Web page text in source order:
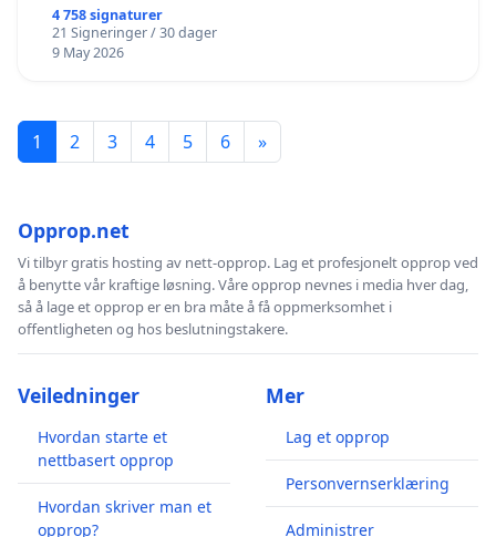
4 758 signaturer
21 Signeringer / 30 dager
9 May 2026
1 2 3 4 5 6 »
Opprop.net
Vi tilbyr gratis hosting av nett-opprop. Lag et profesjonelt opprop ved
å benytte vår kraftige løsning. Våre opprop nevnes i media hver dag,
så å lage et opprop er en bra måte å få oppmerksomhet i
offentligheten og hos beslutningstakere.
Veiledninger
Hvordan starte et
nettbasert opprop
Hvordan skriver man et
opprop?
Mer
Lag et opprop
Personvernserklæring
Administrer